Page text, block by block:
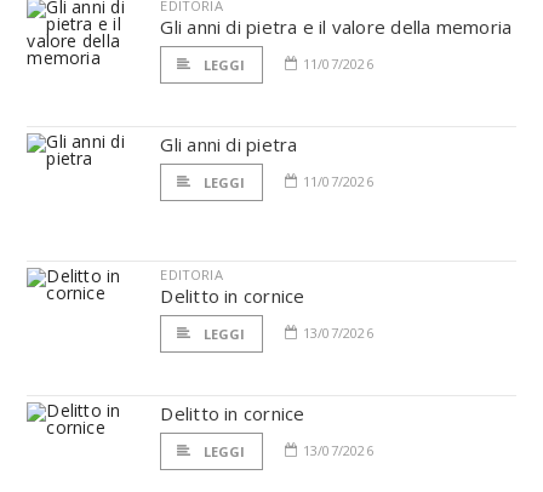
EDITORIA
Gli anni di pietra e il valore della memoria
LEGGI 11/07/2026
Gli anni di pietra
LEGGI 11/07/2026
EDITORIA
Delitto in cornice
LEGGI 13/07/2026
Delitto in cornice
LEGGI 13/07/2026